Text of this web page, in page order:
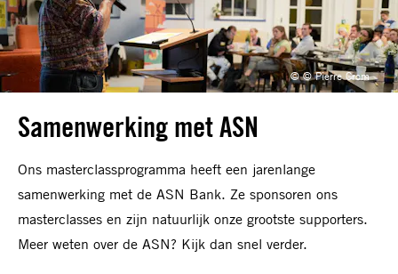
© © Pierre Crom
Samenwerking met ASN
Ons masterclassprogramma heeft een jarenlange
samenwerking met de ASN Bank. Ze sponsoren ons
masterclasses en zijn natuurlijk onze grootste supporters.
Meer weten over de ASN? Kijk dan snel verder.